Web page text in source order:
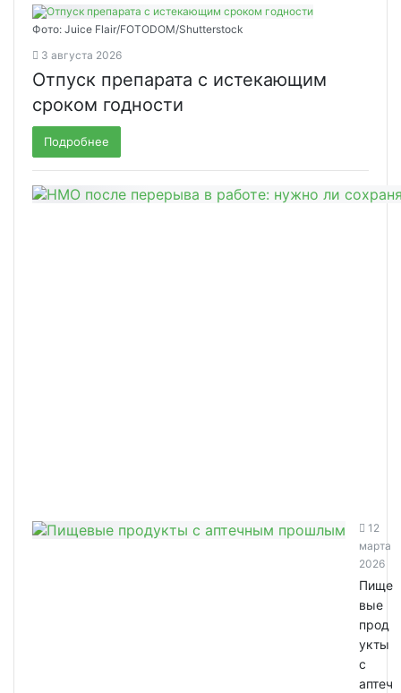
Фото: Juice Flair/FOTODOM/Shutterstoсk
3 августа 2026
Отпуск препарата с истекающим
сроком годности
Подробнее
12
марта
2026
Пище
вые
прод
укты
с
аптеч